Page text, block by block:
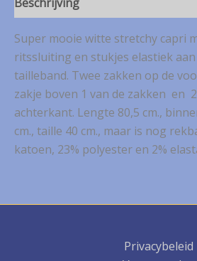
Super mooie witte stretchy capri
ritssluiting en stukjes elastiek
tailleband. Twee zakken op de
zakje boven 1 van de zakken en
achterkant. Lengte 80,5 cm.,
cm., taille 40 cm., maar is nog
katoen, 23% polyester en 2%
Privacybeleid